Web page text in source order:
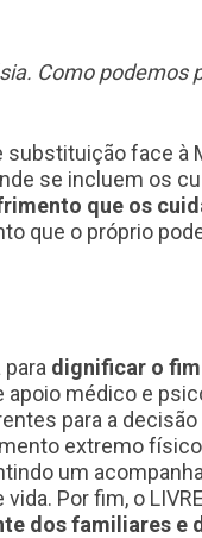
Como podemos
face à
se incluem os
que os
que o próprio
dignificar o
apoio médico e
para a
extremo
um
Por fim, o
dos familiares e